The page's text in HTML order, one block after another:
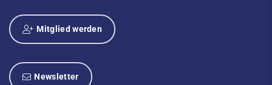
Mitglied werden
Newsletter